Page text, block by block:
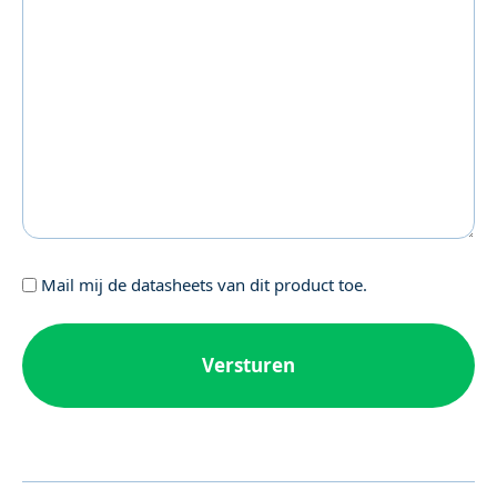
Geen
Mail mij de datasheets van dit product toe.